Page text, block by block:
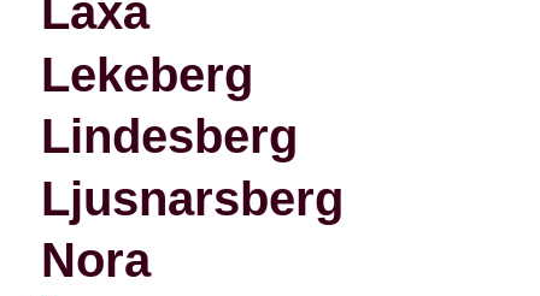
Laxå
Lekeberg
Lindesberg
Ljusnarsberg
Nora